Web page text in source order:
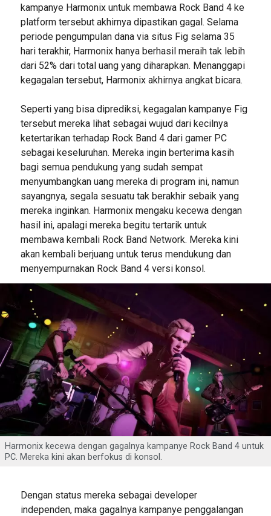
kampanye Harmonix untuk membawa Rock Band 4 ke
platform tersebut akhirnya dipastikan gagal. Selama
periode pengumpulan dana via situs Fig selama 35
hari terakhir, Harmonix hanya berhasil meraih tak lebih
dari 52% dari total uang yang diharapkan. Menanggapi
kegagalan tersebut, Harmonix akhirnya angkat bicara.
Seperti yang bisa diprediksi, kegagalan kampanye Fig
tersebut mereka lihat sebagai wujud dari kecilnya
ketertarikan terhadap Rock Band 4 dari gamer PC
sebagai keseluruhan. Mereka ingin berterima kasih
bagi semua pendukung yang sudah sempat
menyumbangkan uang mereka di program ini, namun
sayangnya, segala sesuatu tak berakhir sebaik yang
mereka inginkan. Harmonix mengaku kecewa dengan
hasil ini, apalagi mereka begitu tertarik untuk
membawa kembali Rock Band Network. Mereka kini
akan kembali berjuang untuk terus mendukung dan
menyempurnakan Rock Band 4 versi konsol.
Harmonix kecewa dengan gagalnya kampanye Rock Band 4 untuk
PC. Mereka kini akan berfokus di konsol.
Dengan status mereka sebagai developer
independen, maka gagalnya kampanye penggalangan